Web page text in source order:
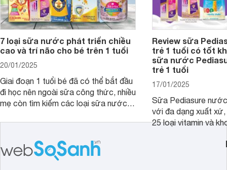
7 loại sữa nước phát triển chiều
cao và trí não cho bé trên 1 tuổi
20/01/2025
Giai đoạn 1 tuổi bé đã có thể bắt đầu
đi học nên ngoài sữa công thức, nhiều
mẹ còn tìm kiếm các loại sữa nước
trẻ. Dưới đây là 7 loại sữa nước phát
1 tuổi tốt mà mẹ bỉm nên lựa chọn.
Review sữa
trẻ 1 tuổi có tốt
sữa nước
trẻ 1 tuổi
17/01/2025
Sữa Pediasure
với đa dạng xuất
25 loại vitamin và